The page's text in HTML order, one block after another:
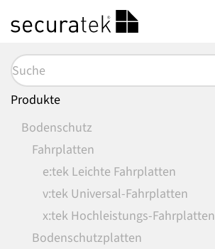
Hauptinhalt
springen
Produkte
Bodenschutz
Fahrplatten
e:tek Leichte Fahrplatten
v:tek Universal-Fahrplatten
x:tek Hochleistungs-Fahrplatten
Bodenschutzplatten